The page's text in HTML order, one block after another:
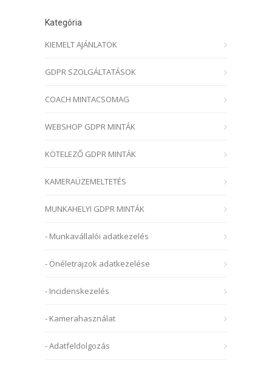
Kategória
KIEMELT AJÁNLATOK
GDPR SZOLGÁLTATÁSOK
COACH MINTACSOMAG
WEBSHOP GDPR MINTÁK
KÖTELEZŐ GDPR MINTÁK
KAMERAÜZEMELTETÉS
MUNKAHELYI GDPR MINTÁK
- Munkavállalói adatkezelés
- Önéletrajzok adatkezelése
- Incidenskezelés
- Kamerahasználat
- Adatfeldolgozás